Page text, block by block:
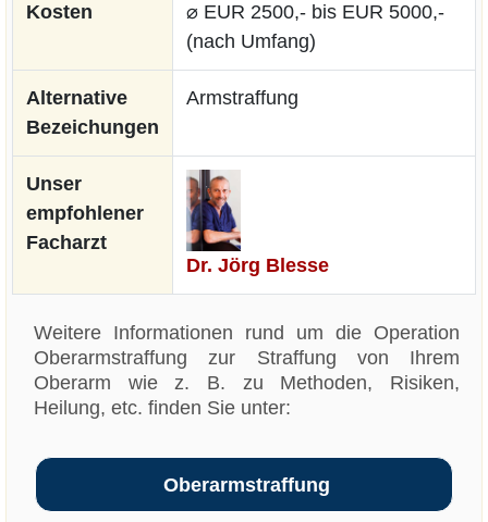
Kosten
⌀ EUR 2500,- bis EUR 5000,-
(nach Umfang)
Alternative
Bezeichungen
Armstraffung
Unser
empfohlener
Facharzt
Dr. Jörg Blesse
Weitere Informationen rund um die Operation
Oberarmstraffung zur Straffung von Ihrem
Oberarm wie z. B. zu Methoden, Risiken,
Heilung, etc. finden Sie unter:
Oberarmstraffung